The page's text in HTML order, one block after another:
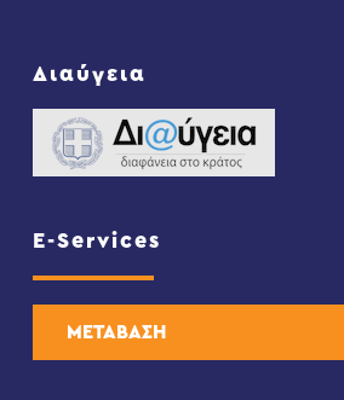
Διαύγεια
E-Services
ΜΕΤΑΒΑΣΗ